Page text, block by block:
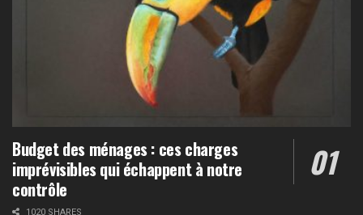
Budget des ménages : ces charges
imprévisibles qui échappent à notre
contrôle
1020 SHARES